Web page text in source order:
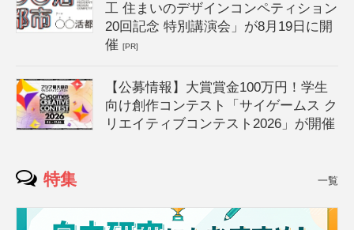
工 住まいのデザインコンペティション
20回記念 特別講演会」が8月19日に開
催[PR]
【公募情報】大賞賞金100万円！学生
向け創作コンテスト「サイゲームス ク
リエイティブコンテスト2026」が開催
特集 一覧